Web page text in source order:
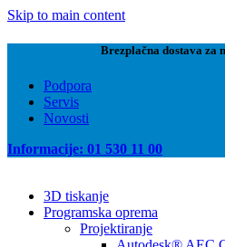
Skip to main content
Brezplačna dostava za
Podpora
Servis
Novosti
Informacije: 01 530 11 00
3D tiskanje
Programska oprema
Projektiranje